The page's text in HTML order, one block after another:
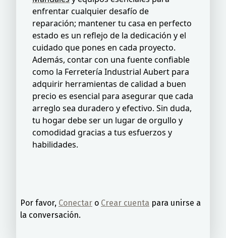
enfrentar cualquier desafío de
reparación; mantener tu casa en perfecto
estado es un reflejo de la dedicación y el
cuidado que pones en cada proyecto.
Además, contar con una fuente confiable
como la Ferretería Industrial Aubert para
adquirir herramientas de calidad a buen
precio es esencial para asegurar que cada
arreglo sea duradero y efectivo. Sin duda,
tu hogar debe ser un lugar de orgullo y
comodidad gracias a tus esfuerzos y
habilidades.
Por favor, Conectar o Crear cuenta para unirse a
la conversación.